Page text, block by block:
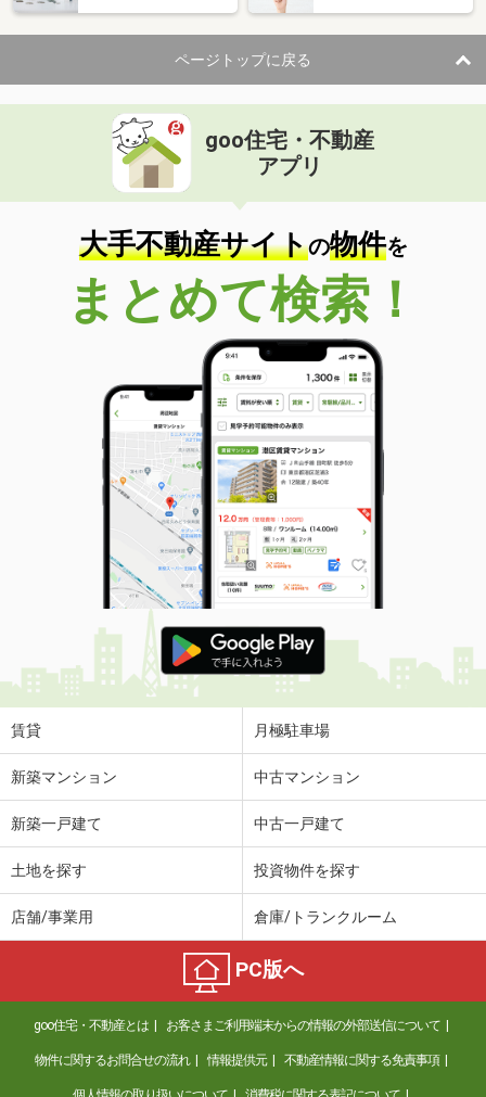
ページトップに戻る
goo住宅・不動産
アプリ
大手不動産サイトの物件を
まとめて検索！
賃貸 月極駐車場
新築マンション 中古マンション
新築一戸建て 中古一戸建て
土地を探す 投資物件を探す
店舗/事業用 倉庫/トランクルーム
PC版へ
goo住宅・不動産とは お客さまご利用端末からの情報の外部送信について
物件に関するお問合せの流れ 情報提供元 不動産情報に関する免責事項